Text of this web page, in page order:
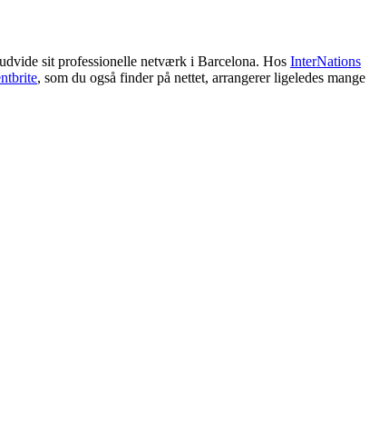
sit professionelle netværk i Barcelona. Hos InterNations
, som du også finder på nettet, arrangerer ligeledes mange